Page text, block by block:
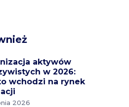
aktywów
w 2026:
wchodzi na rynek
2026